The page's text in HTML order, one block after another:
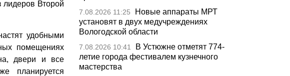
лидеров Второй
удобными
помещениях
двери и все
планируется
7.08.2026 11:25
Новые аппараты МРТ
установят в двух медучреждениях
Вологодской области
7.08.2026 10:41
В Устюжне отметят 774-
летие города фестивалем кузнечного
мастерства